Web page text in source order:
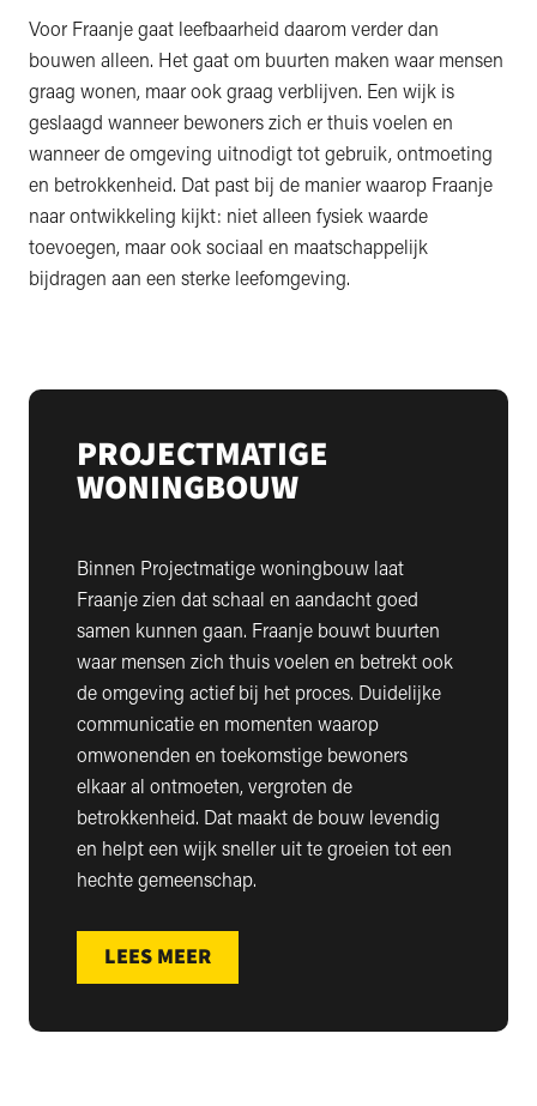
Voor Fraanje gaat leefbaarheid daarom verder dan
bouwen alleen. Het gaat om buurten maken waar mensen
graag wonen, maar ook graag verblijven. Een wijk is
geslaagd wanneer bewoners zich er thuis voelen en
wanneer de omgeving uitnodigt tot gebruik, ontmoeting
en betrokkenheid. Dat past bij de manier waarop Fraanje
naar ontwikkeling kijkt: niet alleen fysiek waarde
toevoegen, maar ook sociaal en maatschappelijk
bijdragen aan een sterke leefomgeving.
PROJECTMATIGE
WONINGBOUW
Binnen Projectmatige woningbouw laat
Fraanje zien dat schaal en aandacht goed
samen kunnen gaan. Fraanje bouwt buurten
waar mensen zich thuis voelen en betrekt ook
de omgeving actief bij het proces. Duidelijke
communicatie en momenten waarop
omwonenden en toekomstige bewoners
elkaar al ontmoeten, vergroten de
betrokkenheid. Dat maakt de bouw levendig
en helpt een wijk sneller uit te groeien tot een
hechte gemeenschap.
LEES MEER